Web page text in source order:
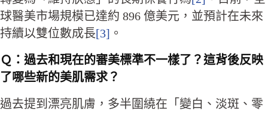
球醫美市場規模已達約 896 億美元，並預計在未來
持續以雙位數成長[3] 。
Ｑ： 過去和現在的審美標準不一樣了？這背後反映
了哪些新的美肌需求？
過去提到漂亮肌膚，多半圍繞在「變白、淡斑、零